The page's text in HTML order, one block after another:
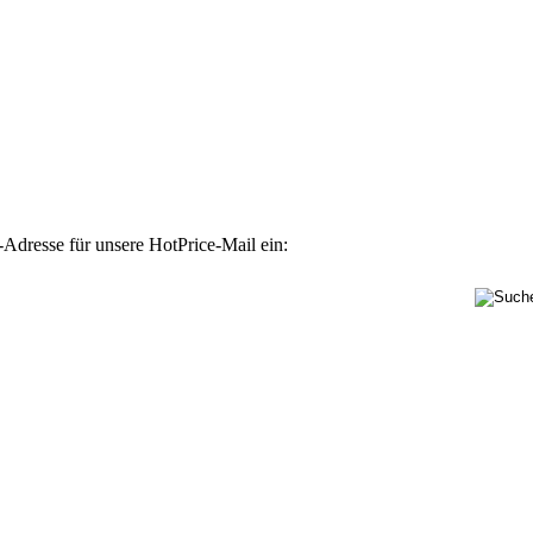
für unsere HotPrice-Mail ein: